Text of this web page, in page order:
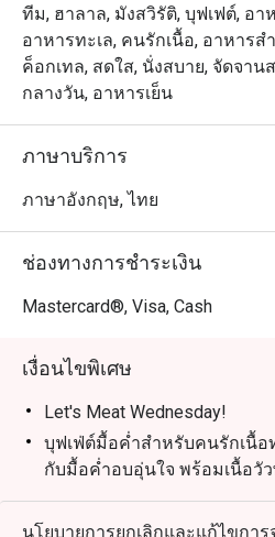
เชิญชวนคนรักเนื้อทุกท่านมาสัม
วัวพรีเมียมจากออสเตรเลียย่างอ
เมนูอินเดียรสจัดจ้าน และซูชิ & ซ
890 บาท ร่วมแชร์ประสบการณ์มื้
เวลา: 18:00 – 22:00 | ราคา:
เด็กอายุ 4–12 ปี: ลด 50% | เด็กอา
ยกระดับสุดสัปดาห์ของคุณกับบุฟ
รวมถึงถาดซีฟู้ดออนไอซ์ เช่น กั้ง
เข้าฝรั่งเศส กุ้งแม่น้ำ และซาชิมิ
ให้ลิ้มลอง
เวลา: 18:00 – 22:00 | ราคา:
เด็กอายุ 4–12 ปี: ลด 50% | เด็กอา
สถานที่: ห้องอาหาร Bubbles,
Patong Resort and Villas
ทีม, ฮาลาล, มังสวิรัติ, บุฟเฟต์, อ
อาหารทะเล, คนรักเนื้อ, อาหารส
ค็อกเทล, สดใส, นั่งสบาย, จัดจาน
กลางวัน, อาหารเย็น
ภาษาบริการ
ภาษาอังกฤษ, ไทย
ช่องทางการชำระเงิน
Mastercard®, Visa, Cash
เงื่อนไขพิเศษ
Let's Meat Wednesday!
บุฟเฟ่ต์มื้อค่ำสำหรับคนรักเนื้
กับมื้อค่ำอบอุ่นใจ พร้อมเนื้อวัว
ย่างอย่างพิถีพิถัน, ซีฟู้ดสดใหม่
รสชาติจัดจ้าน และซูชิ & ซาชิ
นโยบายการยกเลิกและแก้ไขการ